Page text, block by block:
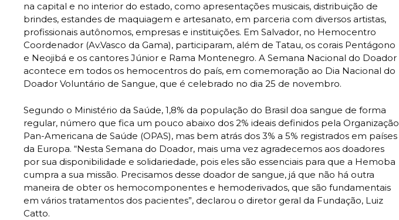
na capital e no interior do estado, como apresentações musicais, distribuição de
brindes, estandes de maquiagem e artesanato, em parceria com diversos artistas,
profissionais autônomos, empresas e instituições. Em Salvador, no Hemocentro
Coordenador (Av.Vasco da Gama), participaram, além de Tatau, os corais Pentágono
e Neojibá e os cantores Júnior e Rama Montenegro. A Semana Nacional do Doador
acontece em todos os hemocentros do país, em comemoração ao Dia Nacional do
Doador Voluntário de Sangue, que é celebrado no dia 25 de novembro.
Segundo o Ministério da Saúde, 1,8% da população do Brasil doa sangue de forma
regular, número que fica um pouco abaixo dos 2% ideais definidos pela Organização
Pan-Americana de Saúde (OPAS), mas bem atrás dos 3% a 5% registrados em países
da Europa. “Nesta Semana do Doador, mais uma vez agradecemos aos doadores
por sua disponibilidade e solidariedade, pois eles são essenciais para que a Hemoba
cumpra a sua missão. Precisamos desse doador de sangue, já que não há outra
maneira de obter os hemocomponentes e hemoderivados, que são fundamentais
em vários tratamentos dos pacientes”, declarou o diretor geral da Fundação, Luiz
Catto.